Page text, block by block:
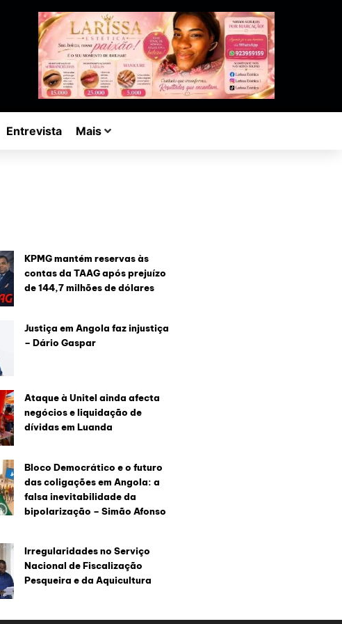
Entrevista Mais
KPMG mantém reservas às
contas da TAAG após prejuízo
de 144,7 milhões de dólares
Justiça em Angola faz injustiça
– Dário Gaspar
Ataque à Unitel ainda afecta
negócios e liquidação de
dívidas em Luanda
Bloco Democrático e o futuro
das coligações em Angola: a
falsa inevitabilidade da
bipolarização – Simão Afonso
Irregularidades no Serviço
Nacional de Fiscalização
Pesqueira e da Aquicultura